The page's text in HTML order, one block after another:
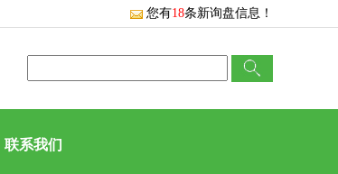
您有18条新询盘信息！
联系我们